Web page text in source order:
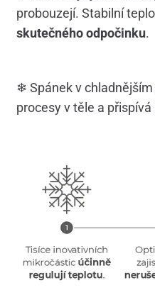
probouzejí. Stabilní
skutečného odpočinku.
❄ Spánek v
procesy v těle a